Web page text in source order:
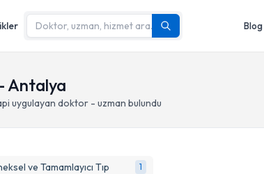
Blog
Antalya
uygulayan doktor - uzman bulundu
ve Tamamlayıcı Tıp 1